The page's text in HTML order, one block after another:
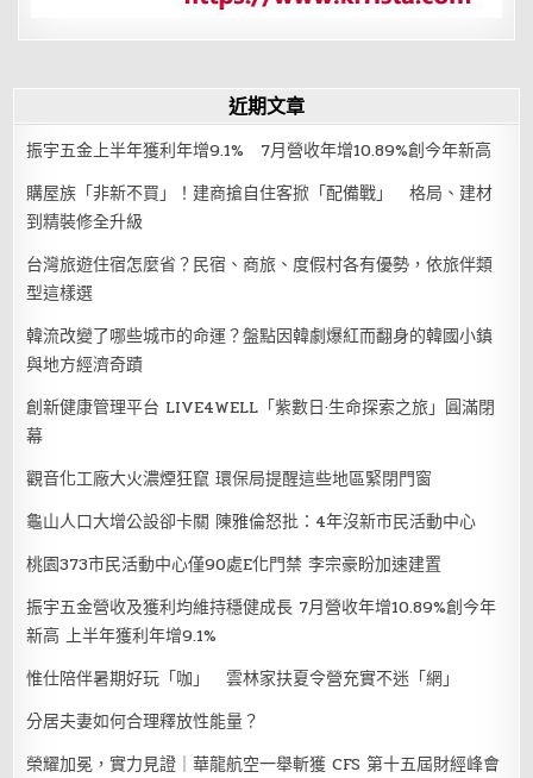
近期文章
振宇五金上半年獲利年增9.1% 7月營收年增10.89%創今年新高
購屋族「非新不買」！建商搶自住客掀「配備戰」 格局、建材
到精裝修全升級
台灣旅遊住宿怎麼省？民宿、商旅、度假村各有優勢，依旅伴類
型這樣選
韓流改變了哪些城市的命運？盤點因韓劇爆紅而翻身的韓國小鎮
與地方經濟奇蹟
創新健康管理平台 LIVE4WELL「紫數日·生命探索之旅」圓滿閉
幕
觀音化工廠大火濃煙狂竄 環保局提醒這些地區緊閉門窗
龜山人口大增公設卻卡關 陳雅倫怒批：4年沒新市民活動中心
桃園373市民活動中心僅90處E化門禁 李宗豪盼加速建置
振宇五金營收及獲利均維持穩健成長 7月營收年增10.89%創今年
新高 上半年獲利年增9.1%
惟仕陪伴暑期好玩「咖」 雲林家扶夏令營充實不迷「網」
分居夫妻如何合理釋放性能量？
榮耀加冕，實力見證｜華龍航空一舉斬獲 CFS 第十五屆財經峰會